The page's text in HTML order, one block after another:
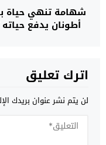
شهامة تنهي حياة
أطونان يدفع
اترك تعليق
لن يتم نشر عنوان بريدك